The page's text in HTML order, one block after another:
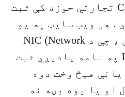
د Com (Commercial) تجارتي حوزه کې ثبت
. هر ويب سايټ په يو
ځانګړي سيستم کې ، چې د NIC (Network
Information Center ) په نامه ياديږي ثبت
هيڅ وخت دوه
او يا يوه بڼه نه